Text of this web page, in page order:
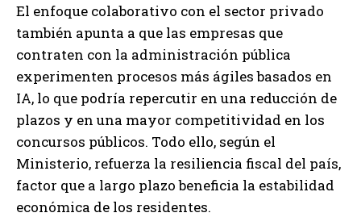
El enfoque colaborativo con el sector privado
también apunta a que las empresas que
contraten con la administración pública
experimenten procesos más ágiles basados en
IA, lo que podría repercutir en una reducción de
plazos y en una mayor competitividad en los
concursos públicos. Todo ello, según el
Ministerio, refuerza la resiliencia fiscal del país,
factor que a largo plazo beneficia la estabilidad
económica de los residentes.